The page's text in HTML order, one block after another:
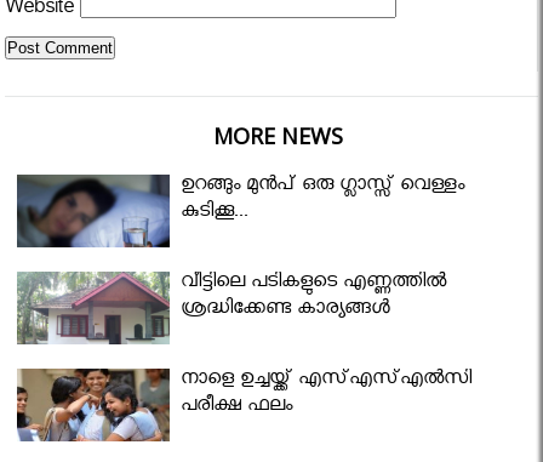
Website
MORE NEWS
ഉറങ്ങും മുന്‍പ് ഒരു ഗ്ലാസ്സ് വെള്ളം
കുടിക്കൂ...
വീട്ടിലെ പടികളുടെ എണ്ണത്തിൽ
ശ്രദ്ധിക്കേണ്ട കാര്യങ്ങൾ
നാളെ ഉച്ചയ്ക്ക് എസ്എസ്എല്‍സി
പരീക്ഷ ഫലം